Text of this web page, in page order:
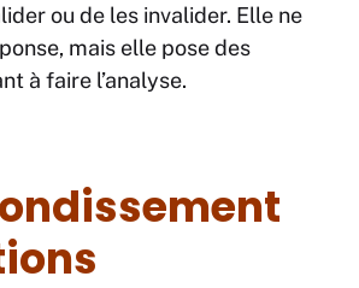
ou de les invalider. Elle ne
mais elle pose des
à faire l’analyse.